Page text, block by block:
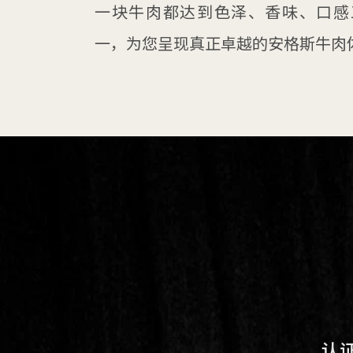
一块牛肉都达到色泽、香味、口
一，为您呈现真正卓越的安格斯牛肉